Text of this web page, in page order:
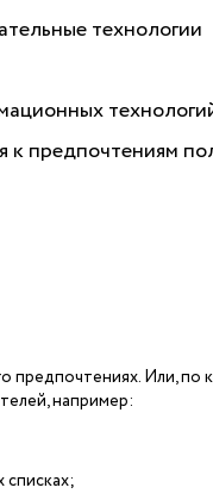
технологии
к предпочтениям
Или,
например:
списках;